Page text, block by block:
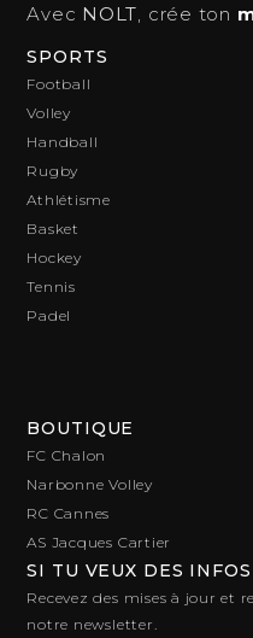
Avec NOLT, crée ton
SPORTS
Football
Volley
Handball
Rugby
Athlétisme
Basket
Hockey
Tennis
Padel
BOUTIQUE
FC Chalon
Narbonne Volley
RC Cannes
AS Jacques Cartier
SI TU VEUX DES INFOS
Recevez des mises à jour et
notre newsletter.